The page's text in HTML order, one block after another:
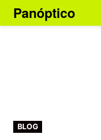
Skip
to
Panóptico
POSTED
IN
BLOG